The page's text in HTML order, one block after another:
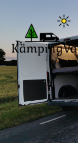
content